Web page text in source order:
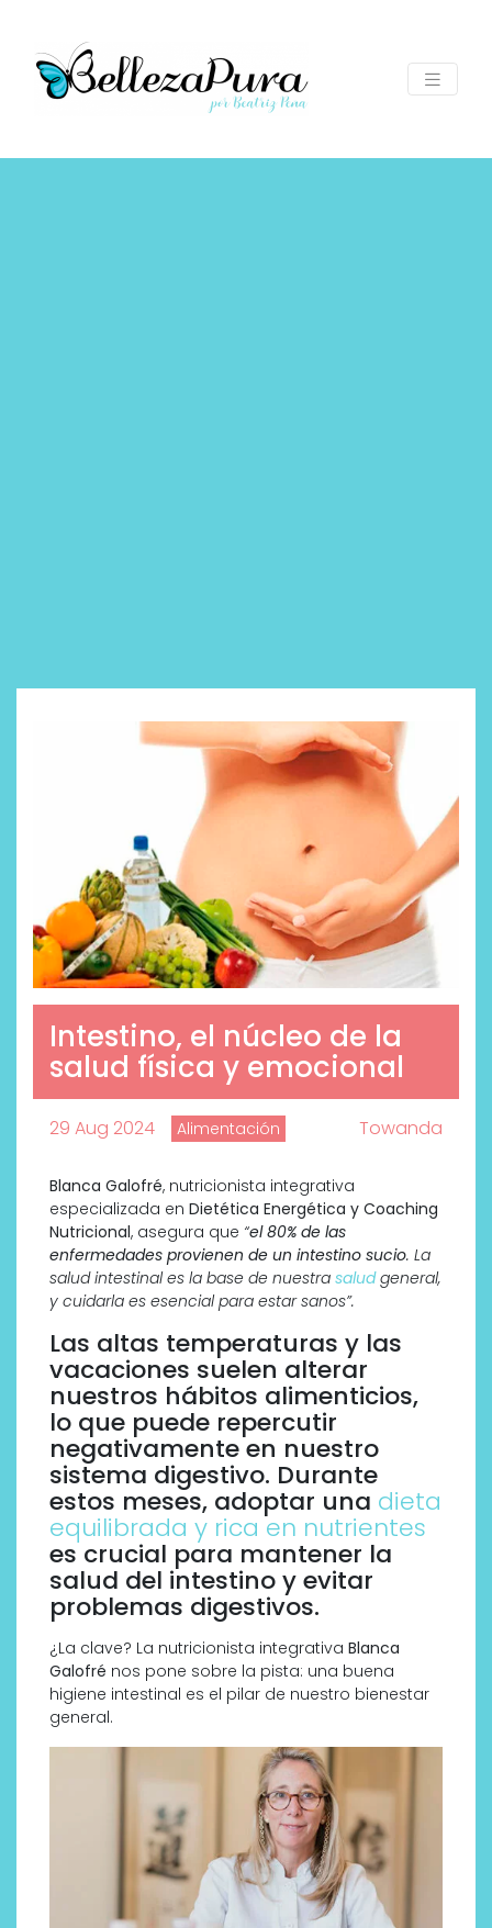
Intestino, el núcleo de la
salud física y emocional
29 Aug 2024 Alimentación Towanda
Blanca Galofré, nutricionista integrativa
especializada en Dietética Energética y Coaching
Nutricional, asegura que “el 80% de las
enfermedades provienen de un intestino sucio. La
salud intestinal es la base de nuestra saludgeneral,
y cuidarla es esencial para estar sanos”.
Las altas temperaturas y las
vacaciones suelen alterar
nuestros hábitos alimenticios,
lo que puede repercutir
negativamente en nuestro
sistema digestivo. Durante
estos meses, adoptar una dieta
equilibrada y rica en nutrientes
es crucial para mantener la
salud del intestino y evitar
problemas digestivos.
¿La clave? La nutricionista integrativa Blanca
Galofré nos pone sobre la pista: una buena
higiene intestinal es el pilar de nuestro bienestar
general.